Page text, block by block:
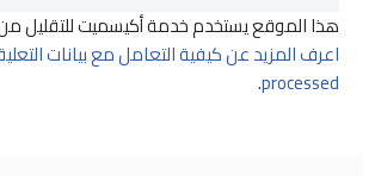
هذا الموقع يستخدم خدمة أكيسميت للتقليل من
اعرف المزيد عن كيفية التعامل مع بيانات
processed
.